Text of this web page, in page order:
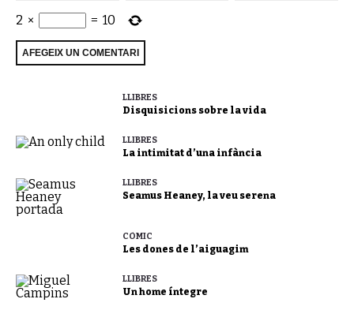
2 × = 10
LLIBRES
Disquisicions sobre la vida
LLIBRES
La intimitat d’una infància
LLIBRES
Seamus Heaney, la veu serena
CÒMIC
Les dones de l’aiguagim
LLIBRES
Un home íntegre